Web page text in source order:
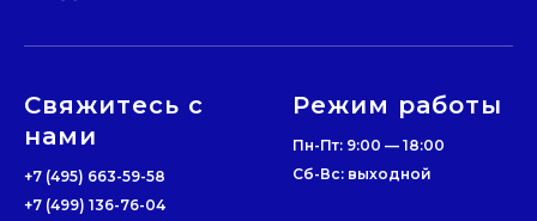
Свяжитесь с
нами
+7 (495) 663-59-58
+7 (499) 136-76-04
Режим работы
Пн-Пт: 9:00 — 18:00
Сб-Вс: выходной